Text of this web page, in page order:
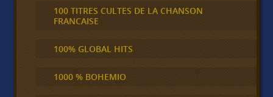
100 TITRES CULTES DE LA CHANSON
FRANCAISE
100% GLOBAL HITS
1000 % BOHEMIO